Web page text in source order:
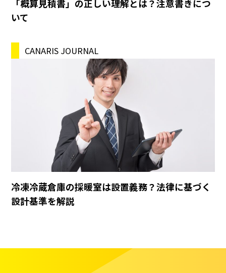
「概算見積書」の正しい理解とは？注意書きにつ
いて
CANARIS JOURNAL
冷凍冷蔵倉庫の採暖室は設置義務？法律に基づく
設計基準を解説